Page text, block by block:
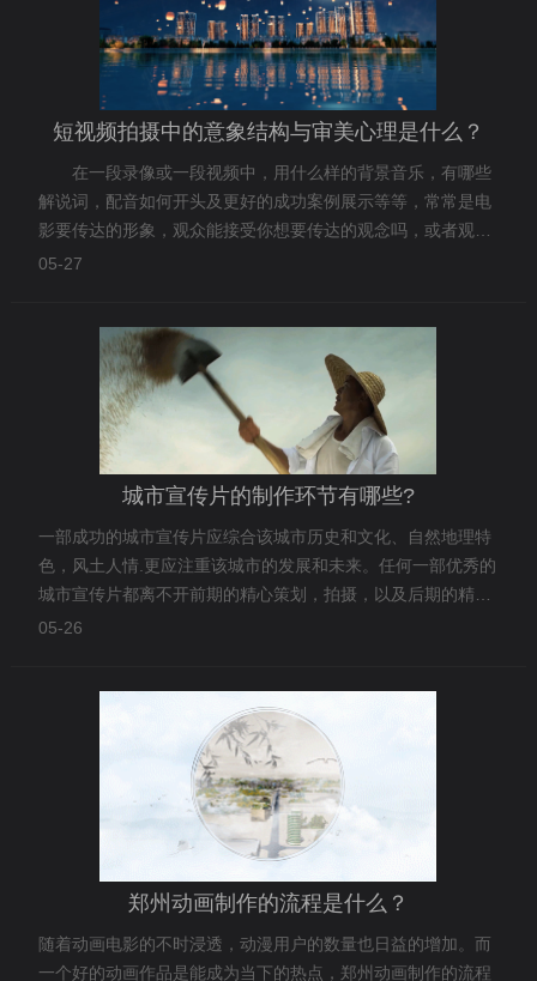
短视频拍摄中的意象结构与审美心理是什么？
在一段录像或一段视频中，用什么样的背景音乐，有哪些
解说词，配音如何开头及更好的成功案例展示等等，常常是电
影要传达的形象，观众能接受你想要传达的观念吗，或者观众
能否大到不能接受你的观念，这也是导演的想法。郑州宣传片
05-27
城市宣传片的制作环节有哪些?
一部成功的城市宣传片应综合该城市历史和文化、自然地理特
色，风土人情.更应注重该城市的发展和未来。任何一部优秀的
城市宣传片都离不开前期的精心策划，拍摄，以及后期的精心
制作三个重要环节。
05-26
郑州动画制作的流程是什么？
随着动画电影的不时浸透，动漫用户的数量也日益的增加。而
一个好的动画作品是能成为当下的热点，郑州动画制作的流程